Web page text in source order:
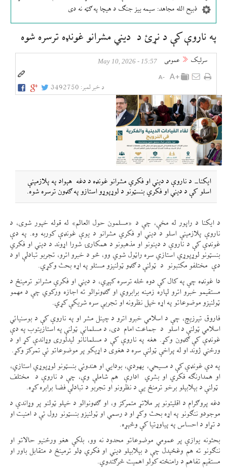
ذبیح الله مجاهد: سیمه ییز جنګ د هیچا په ګټه نه دی
په ناروې کې د نړئ د دیني مشرانو غونډه ترسره شوه
سرلیک عمومی 15:57 - May 10, 2026
د خبر لمبر: 3492750
ایکنا- د ناروې د دیني او فکري مشرانو غونډه د دغه هېواد په پلازمېنې
اسلو کې د دیني او فکري بنسټونو د لوړپوړو استازو په ګډون ترسره شوه.
د ایکنا د راپور له مخې، چې د «مسلمون حول العالم» له قوله خپور شوی، د
ناروې پلازمېنې اسلو د دیني او فکري مشرانو د یوې غونډې کوربه وه. په دې
غونډې کې د ناروې د دینونو او مذهبونو د همکارۍ شورا اړوند د دیني او فکري
بنسټونو لوړپوړي استازي سره راټول شوي وو، څو د خبرو اترو، تجربو تبادلې او د
دې مختلفو مکتبونو د ټولنې د ګډو ټولنیزو مسئلو په اړه بحث وکړي.
دا غونډه چې په کال کې دوه ځله ترسره کېږي، د دیني او فکري مشرانو ترمینځ د
مستقیمو خبرو اترو لپاره زمینه برابروي او ګډونوالو ته اجازه ورکوي چې د مهمو
ټولنیزو موضوعاتو په اړه خپل نظرونه او تجربې سره شریکې کړي.
فاروق تیرزیچ، چې د اسلامي خبرو اترو د چینل مشر او په ناروې کې د بوسنیائي
اسلامي ټولنې د اسلو د جماعت امام دی، د مسلمانې ټولنې په استازیتوب په دې
غونډې کې ګډون وکړ. هغه په ناروې کې د مسلمانانو لیدلوری وړاندې کړ او د
ورځني ژوند او له پراخې ټولنې سره د هغوی د اړیکو پر موضوعاتو ئې تمرکز وکړ.
په دې غونډې کې د مسیحي، یهودي، بودایي او هندوئي بنسټونو لوړپوړي استازي،
او همدارنګه فکري او بشري ادارې هم شاملې وې، چې د ناروې د مختلف
ټولنې د بېلابېلو برخو ترمنځ یې د نظرونو او تجربو د تبادلې فضا برابره کړه.
دغه پروګرام د اقلیتونو پر ملاتړ متمرکز و، او ګډونوالو د خپلو ټولنو پر وړاندې د
موجودو ننګونو په اړه بحث وکړ او د رسمي او ټولنیزو بنسټونو رول ئې د امنیت او
د تړاو د احساس په پیاوړتیا کې وڅېړه.
بحثونه یوازې پر عمومي موضوعاتو محدود نه وو، بلکې هغو ورځنیو حالاتو او
ننګونو ته هم وغځېدل چې د بېلابېلو دیني او فکري ډلو ترمینځ د متقابل باور او
مستقیم تفاهم د رامنځته کولو اهمیت څرګندوي.